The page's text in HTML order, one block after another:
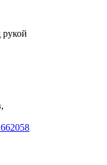
рукой